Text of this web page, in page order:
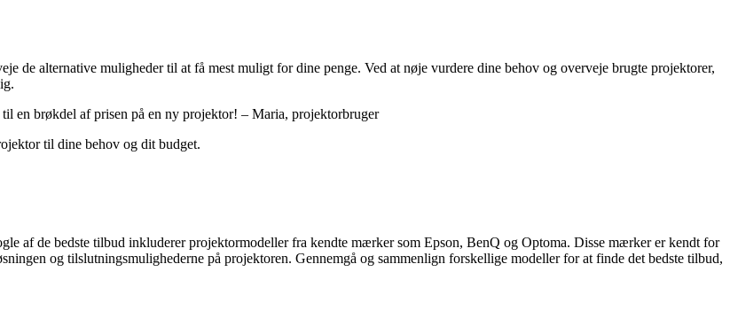
de alternative muligheder til at få mest muligt for dine penge. Ved at nøje vurdere dine behov og overveje brugte projektorer,
en brøkdel af prisen på en ny projektor! – Maria, projektorbruger
til dine behov og dit budget.
af de bedste tilbud inkluderer projektormodeller fra kendte mærker som Epson, BenQ og Optoma. Disse mærker er kendt for
og tilslutningsmulighederne på projektoren. Gennemgå og sammenlign forskellige modeller for at finde det bedste tilbud,